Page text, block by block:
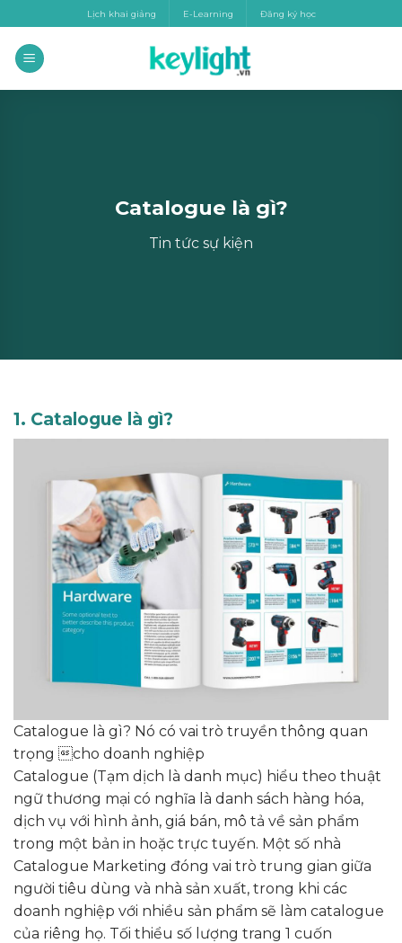
to
content
Lịch khai giảng E-Learning Đăng ký học
Catalogue là gì?
Tin tức sự kiện
1. Catalogue là gì?
Catalogue là gì? Nó có vai trò truyền thông quan
trọng cho doanh nghiệp
Catalogue (Tạm dịch là danh mục) hiểu theo thuật
ngữ thương mại có nghĩa là danh sách hàng hóa,
dịch vụ với hình ảnh, giá bán, mô tả về sản phẩm
trong một bản in hoặc trực tuyến. Một số nhà
Catalogue Marketing đóng vai trò trung gian giữa
người tiêu dùng và nhà sản xuất, trong khi các
doanh nghiệp với nhiều sản phẩm sẽ làm catalogue
của riêng họ. Tối thiểu số lượng trang 1 cuốn